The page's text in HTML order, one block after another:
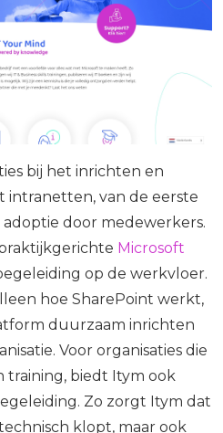
bij het inrichten en
intranetten, van de eerste
door medewerkers.
Microsoft
op de werkvloer.
hoe SharePoint werkt,
duurzaam inrichten
Voor organisaties die
training, biedt Itym ook
Zo zorgt Itym dat
klopt, maar ook